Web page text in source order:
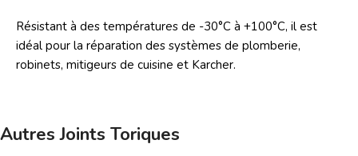
Résistant à des températures de -30°C à +100°C, il est
idéal pour la réparation des systèmes de plomberie,
robinets, mitigeurs de cuisine et Karcher.
Autres Joints Toriques